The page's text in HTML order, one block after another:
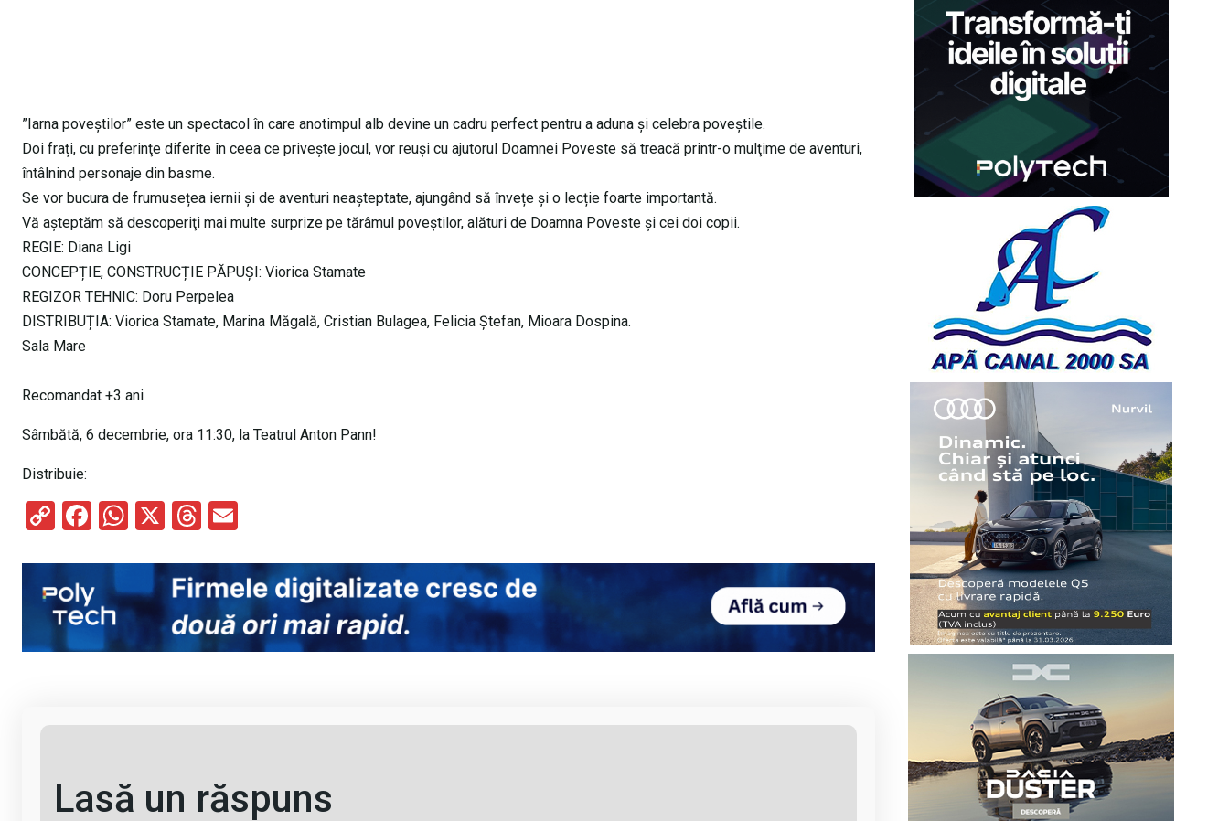
”Iarna poveștilor” este un spectacol în care anotimpul alb devine un cadru perfect pentru a aduna şi celebra poveştile.
Doi frați, cu preferinţe diferite în ceea ce priveşte jocul, vor reuși cu ajutorul Doamnei Poveste să treacă printr-o mulţime de aventuri,
întâlnind personaje din basme.
Se vor bucura de frumusețea iernii şi de aventuri neaşteptate, ajungând să învețe și o lecție foarte importantă.
Vă aşteptăm să descoperiţi mai multe surprize pe tărâmul poveştilor, alături de Doamna Poveste și cei doi copii.
REGIE: Diana Ligi
CONCEPȚIE, CONSTRUCȚIE PĂPUȘI: Viorica Stamate
REGIZOR TEHNIC: Doru Perpelea
DISTRIBUȚIA: Viorica Stamate, Marina Măgală, Cristian Bulagea, Felicia Ștefan, Mioara Dospina.
Sala Mare
Recomandat +3 ani
Sâmbătă, 6 decembrie, ora 11:30, la Teatrul Anton Pann!
Distribuie:
C
py
Li
n
k
F
ce
b
o
o
W
at
s
A
p
X
T
e
a
d
s
ail
Lasă un răspuns